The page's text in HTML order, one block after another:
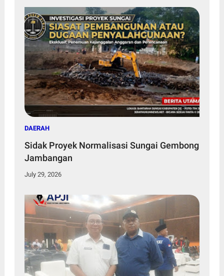
DAERAH
Sidak Proyek Normalisasi Sungai Gembong
Jambangan
July 29, 2026